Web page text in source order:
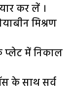
कर लें ।
मिश्रण
प्लेट में निकाल
के साथ सर्व